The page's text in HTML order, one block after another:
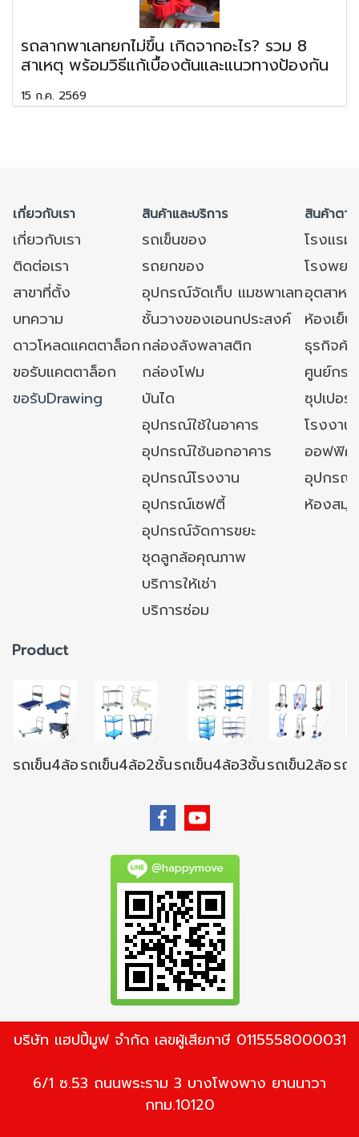
รถลากพาเลทยกไม่ขึ้น เกิดจากอะไร? รวม 8
สาเหตุ พร้อมวิธีแก้เบื้องต้นและแนวทางป้องกัน
15 ก.ค. 2569
เกี่ยวกับเรา สินค้าและบริการ สินค้าตา
เกี่ยวกับเรา รถเข็นของ
โรงแร
ติดต่อเรา
รถยกของ
โรงพย
สาขาที่ตั้ง
อุปกรณ์จัดเก็บ แมชพาเลทอุตสาหก
บทความ
ชั้นวางของเอนกประสงค์
ห้องเย็
ดาวโหลดแคตตาล็อกกล่องลังพลาสติก
ธุรกิจค้
ขอรับแคตตาล็อก
กล่องโฟม
ศูนย์กร
ขอรับDrawing
บันได
ซุปเปอ
อุปกรณ์ใช้ในอาคาร
โรงงา
อุปกรณ์ใช้นอกอาคาร
ออฟฟิศ/
อุปกรณ์โรงงาน
อุปกรณ์
อุปกรณ์เซฟตี้
ห้องสมุ
อุปกรณ์จัดการขยะ
ชุดลูกล้อคุณภาพ
บริการให้เช่า
บริการซ่อม
Product
รถเข็น4ล้อรถเข็น4ล้อ2ชั้นรถเข็น4ล้อ3ชั้นรถเข็น2ล้อรถ
@happymove
บริษัท แฮปปี้มูฟ จำกัด เลขผู้เสียภาษี 0115558000031
6/1 ซ.53 ถนนพระราม 3 บางโพงพาง ยานนาวา
กทม.10120